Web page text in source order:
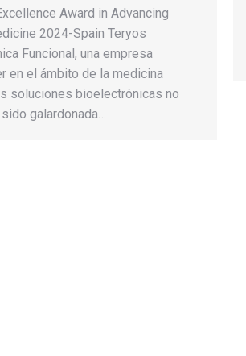
Award in Advancing
2024-Spain Teryos
Funcional, una empresa
en el ámbito de la medicina
soluciones bioelectrónicas no
galardonada…